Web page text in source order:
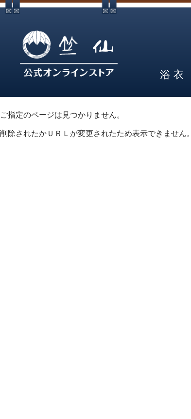
浴衣
ご指定のページは見つかりません。
削除されたかＵＲＬが変更されたため表示できません。